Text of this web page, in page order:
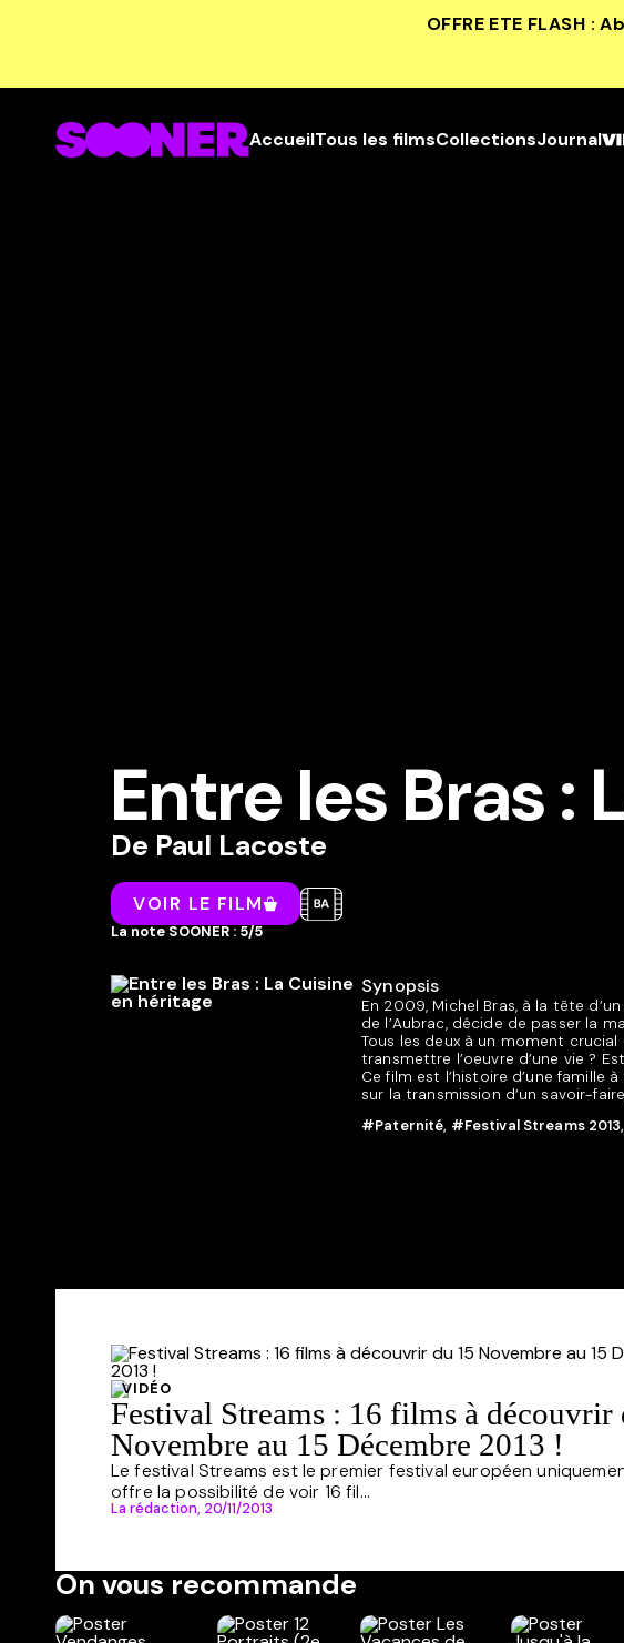
OFFRE ETE FLASH :
AccueilTous les filmsCollectionsJournal
Entre les Bras :
De Paul Lacoste
VOIR LE FILM
La note SOONER : 5/5
Synopsis
En 2009, Michel Bras, à la tête
de l’Aubrac, décide de passer la
Tous les deux à un moment
transmettre l’oeuvre d’une vie ?
Ce film est l’histoire d’une famille
sur la transmission d’un savoir-
#Paternité, #Festival Streams 2013,
VIDÉO
Festival Streams : 16 films à découvrir
Novembre au 15 Décembre 2013 !
Le festival Streams est le premier festival européen
offre la possibilité de voir 16 fil...
La rédaction, 20/11/2013
On vous recommande